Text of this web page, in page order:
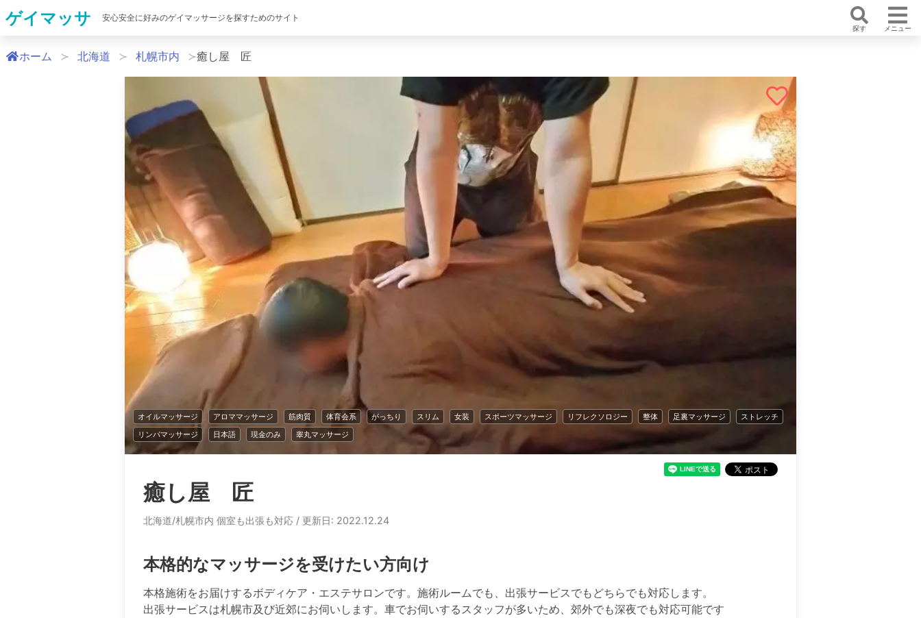
ゲイマッサ 安心安全に好みのゲイマッサージを探すためのサイト
探す メニュー
ホーム 北海道 札幌市内 癒し屋 匠
オイルマッサージ アロママッサージ 筋肉質 体育会系 がっちり スリム 女装 スポーツマッサージ リフレクソロジー 整体 足裏マッサージ
ストレッチ
リンパマッサージ
日本語 現金のみ 睾丸マッサージ
癒し屋 匠
北海道/札幌市内 個室も出張も対応 / 更新日: 2022.12.24
本格的なマッサージを受けたい方向け
本格施術をお届けするボディケア・エステサロンです。施術ルームでも、出張サービスでもどちらでも対応します。
出張サービスは札幌市及び近郊にお伺いします。車でお伺いするスタッフが多いため、郊外でも深夜でも対応可能です